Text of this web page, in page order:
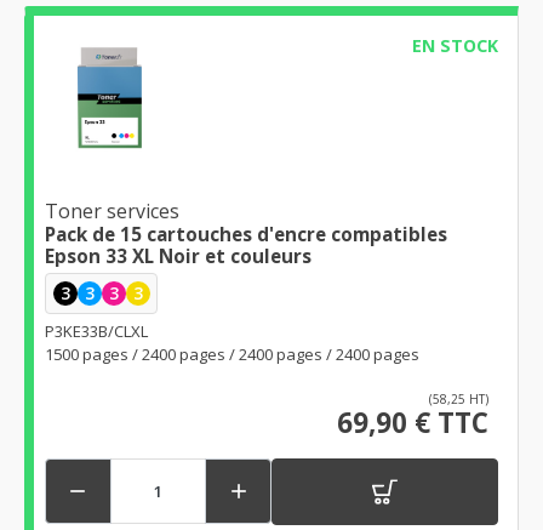
EN STOCK
Toner services
Pack de 15 cartouches d'encre compatibles
Epson 33 XL Noir et couleurs
3 3 3 3
P3KE33B/CLXL
1500 pages / 2400 pages / 2400 pages / 2400 pages
(58,25 HT)
69,90 € TTC
 